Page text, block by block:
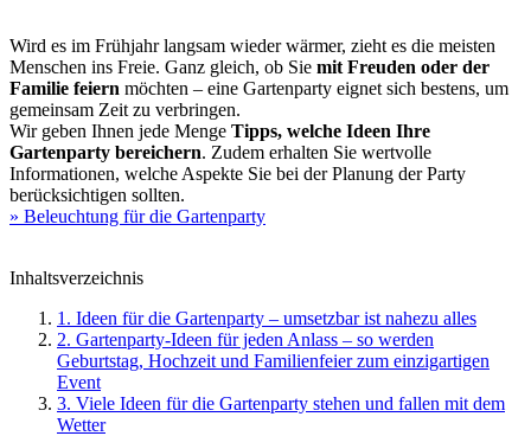
Wird es im Frühjahr langsam wieder wärmer, zieht es die meisten
Menschen ins Freie. Ganz gleich, ob Sie mit Freuden oder der
Familie feiern möchten – eine Gartenparty eignet sich bestens, um
gemeinsam Zeit zu verbringen.
Wir geben Ihnen jede Menge Tipps, welche Ideen Ihre
Gartenparty bereichern. Zudem erhalten Sie wertvolle
Informationen, welche Aspekte Sie bei der Planung der Party
berücksichtigen sollten.
» Beleuchtung für die Gartenparty
Inhaltsverzeichnis
1. Ideen für die Gartenparty – umsetzbar ist nahezu alles
2. Gartenparty-Ideen für jeden Anlass – so werden
Geburtstag, Hochzeit und Familienfeier zum einzigartigen
Event
3. Viele Ideen für die Gartenparty stehen und fallen mit dem
Wetter